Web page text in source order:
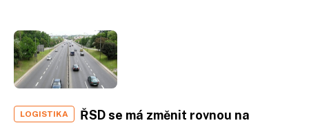
LOGISTIKA
ŘSD se má změnit rovnou na